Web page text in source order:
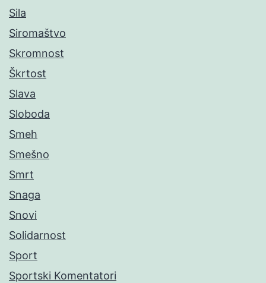
Sila
Siromaštvo
Skromnost
Škrtost
Slava
Sloboda
Smeh
Smešno
Smrt
Snaga
Snovi
Solidarnost
Sport
Sportski Komentatori